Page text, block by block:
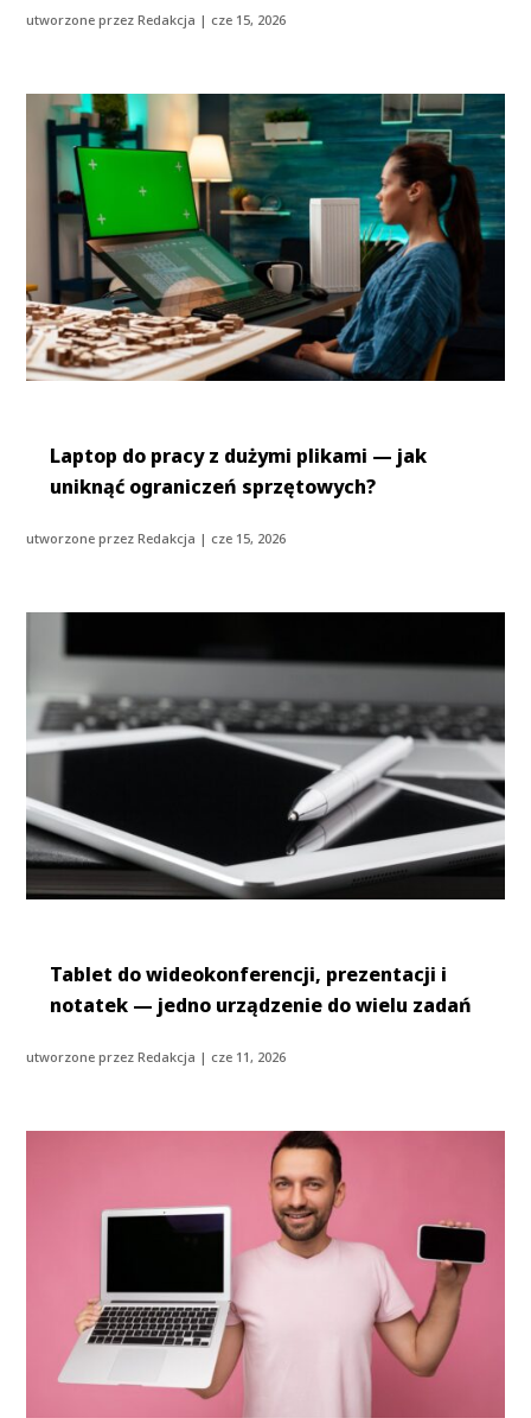
utworzone przezRedakcja | cze 15, 2026
Laptop do pracy z dużymi plikami — jak
uniknąć ograniczeń sprzętowych?
utworzone przezRedakcja | cze 15, 2026
Tablet do wideokonferencji, prezentacji i
notatek — jedno urządzenie do wielu zadań
utworzone przezRedakcja | cze 11, 2026